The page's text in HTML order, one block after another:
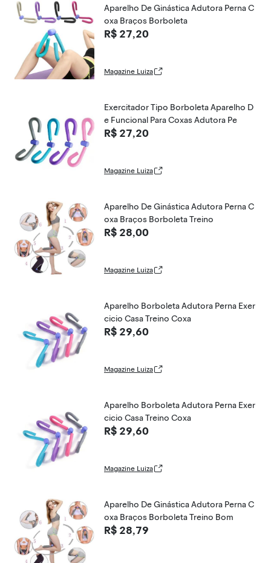
Aparelho De Ginástica Adutora Perna C
oxa Braços Borboleta
R$ 27,20
Magazine Luiza
Exercitador Tipo Borboleta Aparelho D
e Funcional Para Coxas Adutora Pe
R$ 27,20
Magazine Luiza
Aparelho De Ginástica Adutora Perna C
oxa Braços Borboleta Treino
R$ 28,00
Magazine Luiza
Aparelho Borboleta Adutora Perna Exer
cicio Casa Treino Coxa
R$ 29,60
Magazine Luiza
Aparelho Borboleta Adutora Perna Exer
cicio Casa Treino Coxa
R$ 29,60
Magazine Luiza
Aparelho De Ginástica Adutora Perna C
oxa Braços Borboleta Treino Bom
R$ 28,79